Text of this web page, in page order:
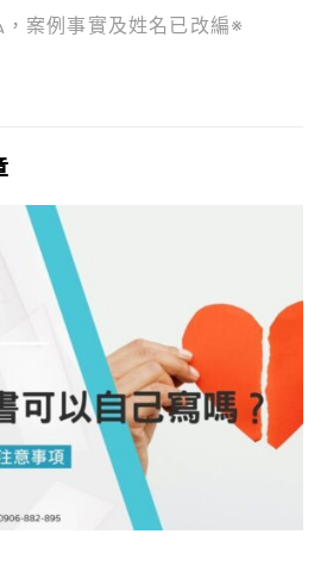
案例事實及姓名已改編※